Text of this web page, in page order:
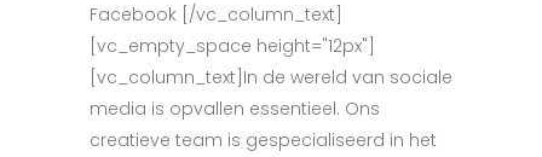
Facebook [/vc_column_text]
[vc_empty_space height="12px"]
[vc_column_text]In de wereld van sociale
media is opvallen essentieel. Ons
creatieve team is gespecialiseerd in het